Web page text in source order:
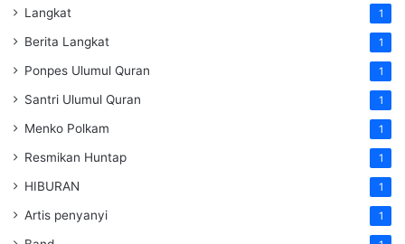
Langkat 1
Berita Langkat 1
Ponpes Ulumul Quran 1
Santri Ulumul Quran 1
Menko Polkam 1
Resmikan Huntap 1
HIBURAN 1
Artis penyanyi 1